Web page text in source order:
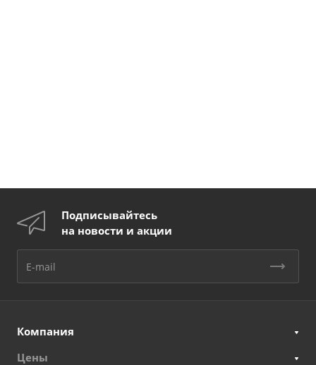
Подписывайтесь
на новости и акции
Компания
Цены